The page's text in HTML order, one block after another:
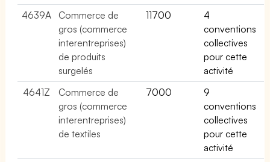
4639A
Commerce de
gros (commerce
interentreprises)
de produits
surgelés
11700
4
conventions
collectives
pour cette
activité
4641Z
Commerce de
gros (commerce
interentreprises)
de textiles
7000
9
conventions
collectives
pour cette
activité